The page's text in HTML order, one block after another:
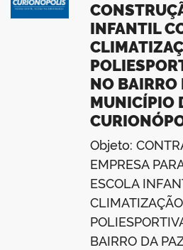
portal
INFANTIL
NO BAIRRO
MUNICÍPIO
Objeto:
EMPRESA
ESCOLA
BAIRRO DA